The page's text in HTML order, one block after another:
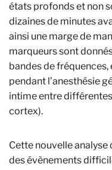
états profonds et non
dizaines de minutes
ainsi une marge de
marqueurs sont
bandes de
pendant l’anesthésie
intime entre
cortex).
Cette nouvelle analyse
des évènements